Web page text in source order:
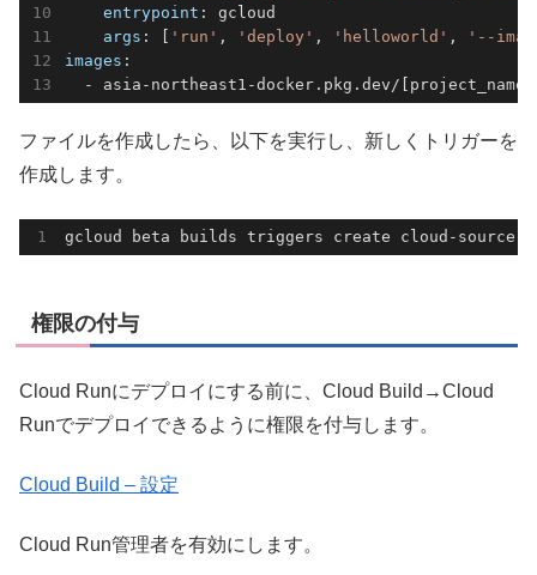
entrypoint : gcloud
args : [ 'run' , 'deploy' , 'helloworld' ,
'--
images :
- asia-northeast1-docker.pkg.dev/
ファイルを作成したら、以下を実行し、新しくトリガーを
作成します。
gcloud beta builds triggers create cloud-
権限の付与
Cloud Runにデプロイにする前に、Cloud Build→Cloud
Runでデプロイできるように権限を付与します。
Cloud Build – 設定
Cloud Run管理者を有効にします。